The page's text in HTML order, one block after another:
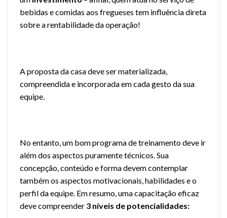
bebidas e comidas aos fregueses tem influência direta
sobre a rentabilidade da operação!
A proposta da casa deve ser materializada,
compreendida e incorporada em cada gesto da sua
equipe.
No entanto, um bom programa de treinamento deve ir
além dos aspectos puramente técnicos. Sua
concepção, conteúdo e forma devem contemplar
também os aspectos motivacionais, habilidades e o
perfil da equipe. Em resumo, uma capacitação eficaz
deve compreender 3 níveis de potencialidades: